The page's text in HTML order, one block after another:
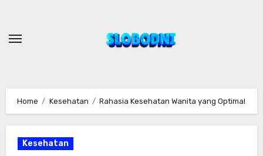
content
Home Kesehatan Rahasia Kesehatan Wanita yang Optimal
Kesehatan